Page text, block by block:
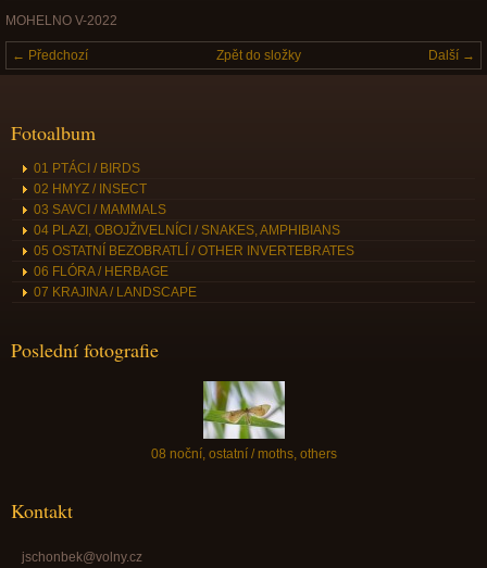
MOHELNO V-2022
← Předchozí Další →
Zpět do složky
Fotoalbum
01 PTÁCI / BIRDS
02 HMYZ / INSECT
03 SAVCI / MAMMALS
04 PLAZI, OBOJŽIVELNÍCI / SNAKES, AMPHIBIANS
05 OSTATNÍ BEZOBRATLÍ / OTHER INVERTEBRATES
06 FLÓRA / HERBAGE
07 KRAJINA / LANDSCAPE
Poslední fotografie
08 noční, ostatní / moths, others
Kontakt
jschonbek@volny.cz